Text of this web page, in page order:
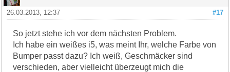
#17
26.03.2013, 12:37
So jetzt stehe ich vor dem nächsten Problem.
Ich habe ein weißes i5, was meint Ihr, welche Farbe von
Bumper passt dazu? Ich weiß, Geschmäcker sind
verschieden, aber vielleicht überzeugt mich die